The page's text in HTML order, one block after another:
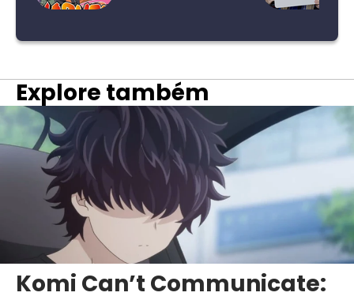
Explore também
Komi Can’t Communicate: